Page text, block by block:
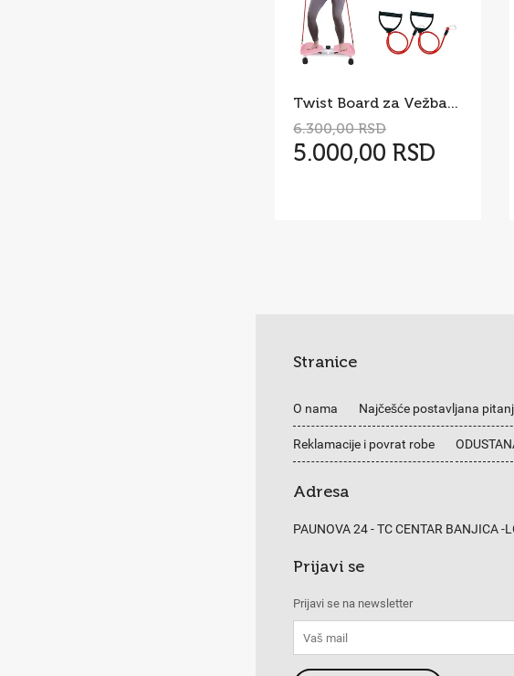
Twist Board za Vežbanje – Rotaciona Sprava za Struk i Stomak
6.300,00 RSD
5.000,00 RSD
Stranice
O nama Najčešće postavljana
Reklamacije i povrat robe
Adresa
PAUNOVA 24 - TC CENTAR BANJICA
Prijavi se
Prijavi se na newsletter